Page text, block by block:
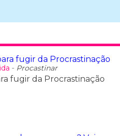
- Procastinar
fugir da Procrastinação